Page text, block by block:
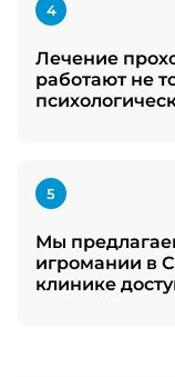
4
Лечение
работают не
5
Мы
игромании в
клинике